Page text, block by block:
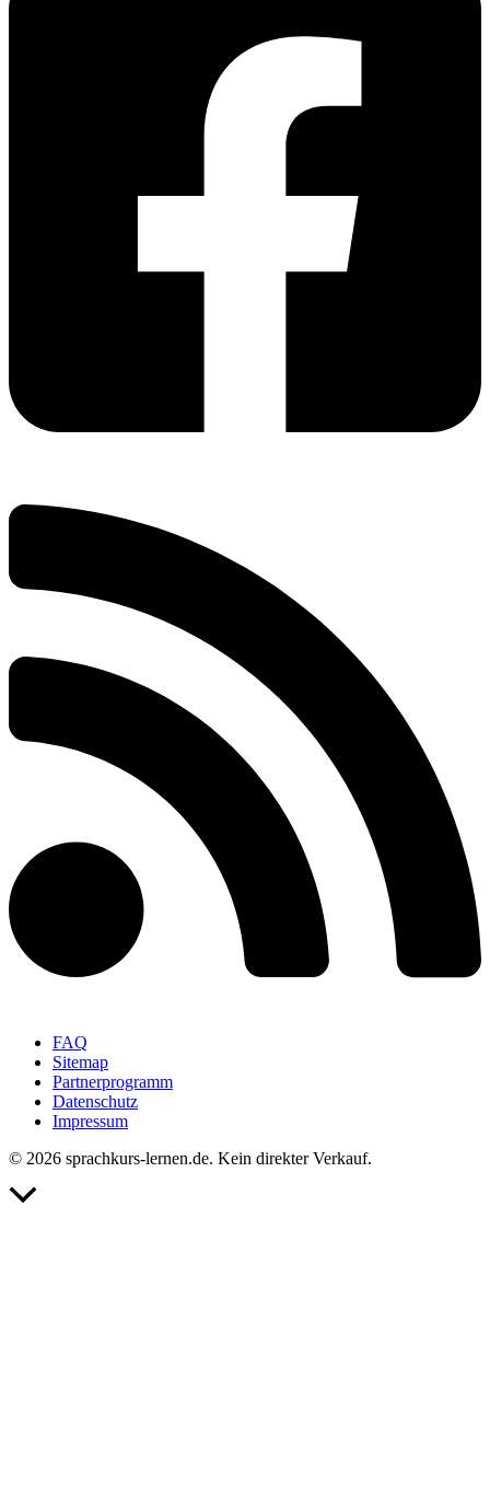
FAQ
Sitemap
Partnerprogramm
Datenschutz
Impressum
© 2026 sprachkurs-lernen.de. Kein direkter Verkauf.